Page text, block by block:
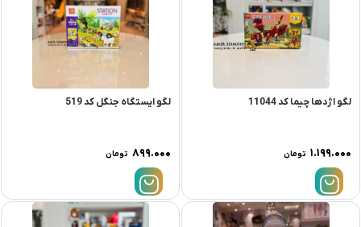
لگو اژدها چیما کد 11044
۱.۱۹۹.۰۰۰ تومان
لگو ایستگاه جنگل کد 519
۸۹۹.۰۰۰ تومان